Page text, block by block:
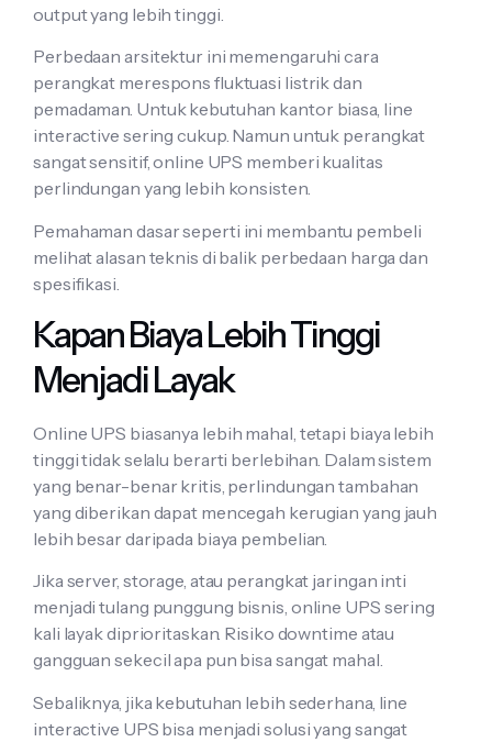
output yang lebih tinggi.
Perbedaan arsitektur ini memengaruhi cara
perangkat merespons fluktuasi listrik dan
pemadaman. Untuk kebutuhan kantor biasa, line
interactive sering cukup. Namun untuk perangkat
sangat sensitif, online UPS memberi kualitas
perlindungan yang lebih konsisten.
Pemahaman dasar seperti ini membantu pembeli
melihat alasan teknis di balik perbedaan harga dan
spesifikasi.
Kapan Biaya Lebih Tinggi
Menjadi Layak
Online UPS biasanya lebih mahal, tetapi biaya lebih
tinggi tidak selalu berarti berlebihan. Dalam sistem
yang benar-benar kritis, perlindungan tambahan
yang diberikan dapat mencegah kerugian yang jauh
lebih besar daripada biaya pembelian.
Jika server, storage, atau perangkat jaringan inti
menjadi tulang punggung bisnis, online UPS sering
kali layak diprioritaskan. Risiko downtime atau
gangguan sekecil apa pun bisa sangat mahal.
Sebaliknya, jika kebutuhan lebih sederhana, line
interactive UPS bisa menjadi solusi yang sangat